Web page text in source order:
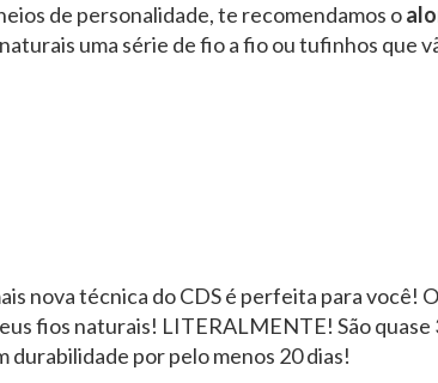
de personalidade, te recomendamos o
uma série de fio a fio ou tufinhos que
nova técnica do CDS é perfeita para você! O
fios naturais! LITERALMENTE! São
durabilidade por pelo menos 20 dias!